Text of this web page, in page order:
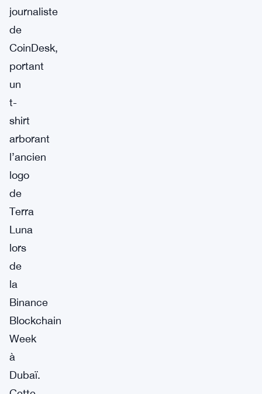
journaliste
de
CoinDesk,
portant
un
t-
shirt
arborant
l’ancien
logo
de
Terra
Luna
lors
de
la
Binance
Blockchain
Week
à
Dubaï.